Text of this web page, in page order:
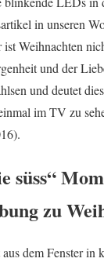
in unseren
ist Weihnachten
und der
und deutet
im TV zu
süss“
zu
dem Fenster in